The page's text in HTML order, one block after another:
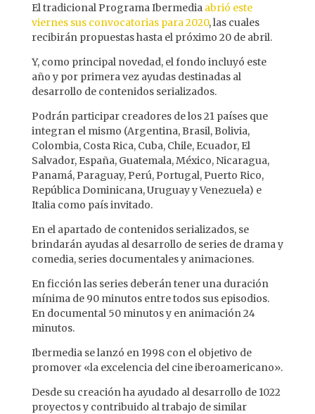
El tradicional Programa Ibermedia abrió este
viernes sus convocatorias para 2020, las cuales
recibirán propuestas hasta el próximo 20 de abril.
Y, como principal novedad, el fondo incluyó este
año y por primera vez ayudas destinadas al
desarrollo de contenidos serializados.
Podrán participar creadores de los 21 países que
integran el mismo (Argentina, Brasil, Bolivia,
Colombia, Costa Rica, Cuba, Chile, Ecuador, El
Salvador, España, Guatemala, México, Nicaragua,
Panamá, Paraguay, Perú, Portugal, Puerto Rico,
República Dominicana, Uruguay y Venezuela) e
Italia como país invitado.
En el apartado de contenidos serializados, se
brindarán ayudas al desarrollo de series de drama y
comedia, series documentales y animaciones.
En ficción las series deberán tener una duración
mínima de 90 minutos entre todos sus episodios.
En documental 50 minutos y en animación 24
minutos.
Ibermedia se lanzó en 1998 con el objetivo de
promover «la excelencia del cine iberoamericano».
Desde su creación ha ayudado al desarrollo de 1022
proyectos y contribuido al trabajo de similar